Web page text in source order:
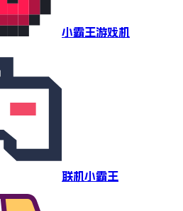
小霸王游戏机
联机小霸王